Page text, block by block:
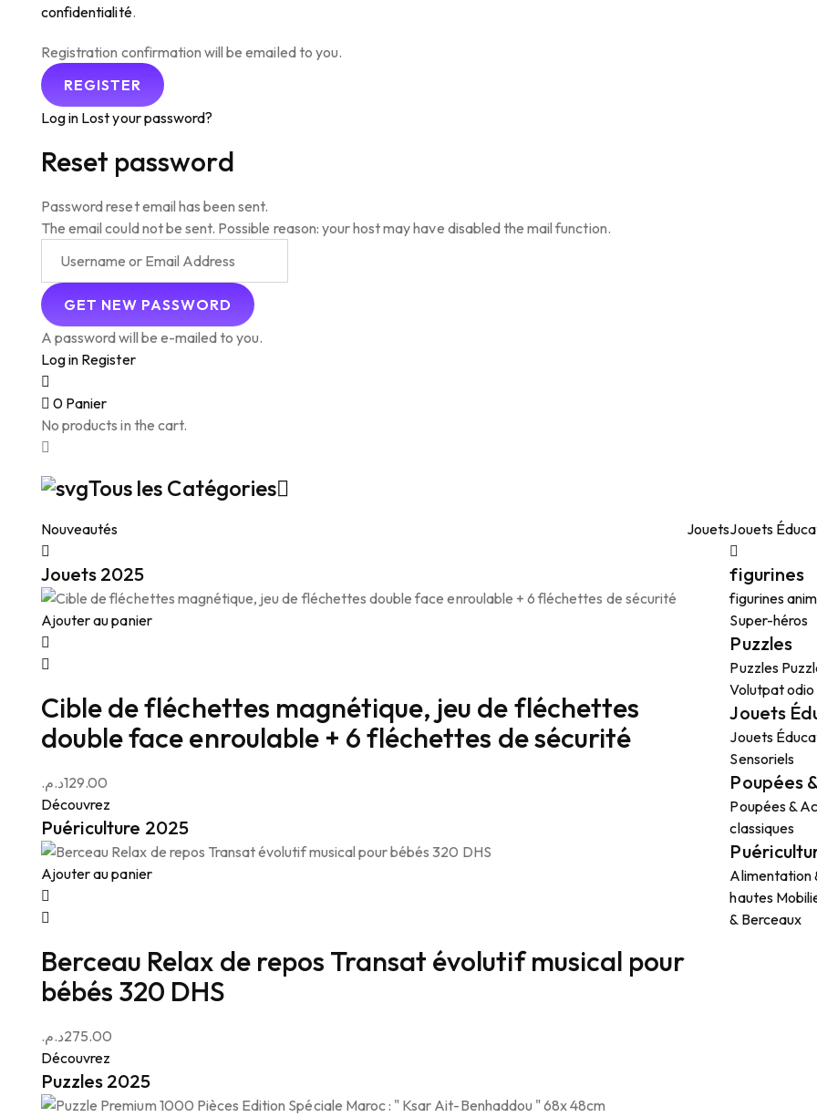
confidentialité.
Registration confirmation will be emailed to you.
Log in Lost your password?
Reset password
Password reset email has been sent.
The email could not be sent. Possible reason: your host may have disabled the mail function.
A password will be e-mailed to you.
Log in Register
0 Panier
No products in the cart.
Tous les Catégories
Nouveautés
Jouets 2025
Ajouter au panier
Cible de fléchettes magnétique, jeu de fléchettes
double face enroulable + 6 fléchettes de sécurité
129.00د.م.
Ajouter au panier
Aire de
sécurité ,
650.00
650.00د.م..
د.م.
450.00د.م..
Découvrez
Puériculture 2025
Ajouter au panier
Berceau Relax de repos Transat évolutif musical pour
bébés 320 DHS
275.00د.م.
Ajouter au panier
Découvrez
Puzzles 2025
JouetsJouets
figurines
figurines
Super-héros
Puzzles
Puzzles
Volutpat odio
Jouets
Jouets
Sensoriels
Poupées
Poupées &
classiques
Alimentation
hautes
& Berceaux